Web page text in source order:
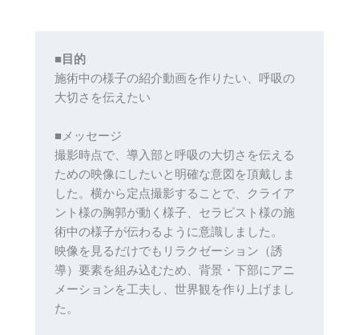
■目的
施術中の様子の紹介動画を作りたい、呼吸の
大切さを伝えたい
■メッセージ
撮影時点で、導入部と呼吸の大切さを伝える
ための映像にしたいと明確な意図を頂戴しま
した。横から定点撮影することで、クライア
ント様の胸郭が動く様子、セラピスト様の施
術中の様子が伝わるように意識しました。
映像を見るだけでもリラクゼーション（誘
導）要素を組み込むため、背景・下部にアニ
メーションを工夫し、世界観を作り上げまし
た。